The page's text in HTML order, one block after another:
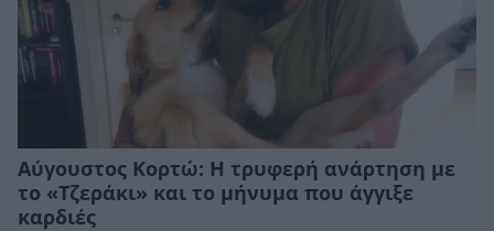
Αύγουστος Κορτώ: Η τρυφερή ανάρτηση με
το «Τζεράκι» και το μήνυμα που άγγιξε
καρδιές